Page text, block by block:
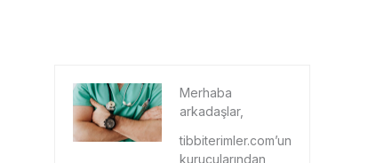
Merhaba
arkadaşlar,
tibbiterimler.com’un
kurucularından